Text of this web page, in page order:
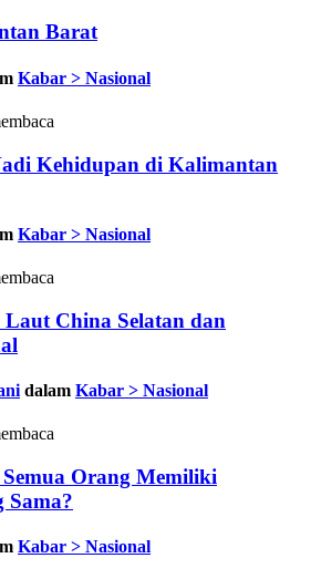
Barat
Kabar > Nasional
Kehidupan di Kalimantan
Kabar > Nasional
Laut China Selatan dan
dalam Kabar > Nasional
Orang Memiliki
Sama?
Kabar > Nasional